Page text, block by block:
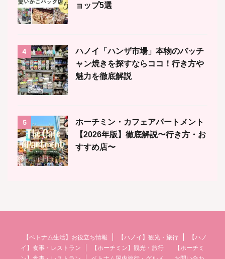
ョップ5選
4
ハノイ「ハンザ市場」本物のバッチ
ャン焼きを探すならココ！行き方や
魅力を徹底解説
5
ホーチミン・カフェアパートメント
【2026年版】徹底解説〜行き方・お
すすめ店〜
【ベトナム生活】お役立ち情報 【ハノイ】観光・旅行
【ハノ
イ】食事・レストラン
【ホーチミン】観光・旅行
【ホーチミ